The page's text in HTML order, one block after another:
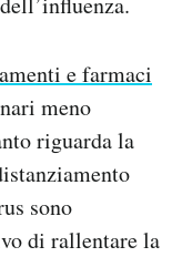
e farmaci
meno
riguarda la
sono
di rallentare la